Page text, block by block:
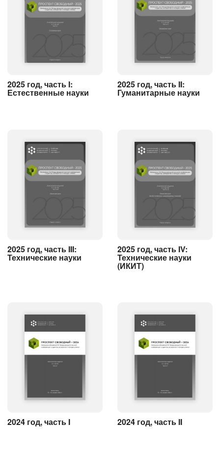
2025 год, часть I:
Естественные науки
2025 год, часть II:
Гуманитарные науки
2025 год, часть III:
Технические науки
2025 год, часть IV:
Технические науки
(ИКИТ)
2024 год, часть I 2024 год, часть II